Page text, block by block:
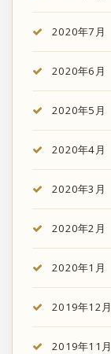
2020年7月
2020年6月
2020年5月
2020年4月
2020年3月
2020年2月
2020年1月
2019年12月
2019年11月